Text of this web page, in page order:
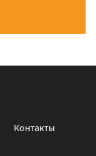
Контакты